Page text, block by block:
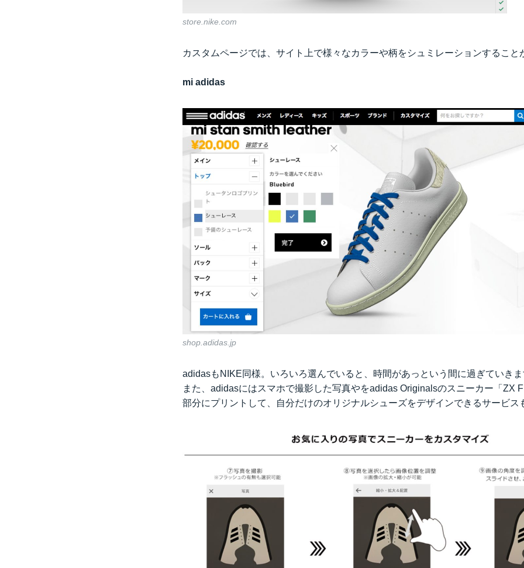
store.nike.com
カスタムページでは、サイト上で様々なカラーや柄をシュミレーションすること
mi adidas
shop.adidas.jp
adidasもNIKE同様。いろいろ選んでいると、時間があっという間に過ぎていき
また、adidasにはスマホで撮影した写真やをadidas Originalsのスニーカー「ZX
部分にプリントして、自分だけのオリジナルシューズをデザインできるサービス